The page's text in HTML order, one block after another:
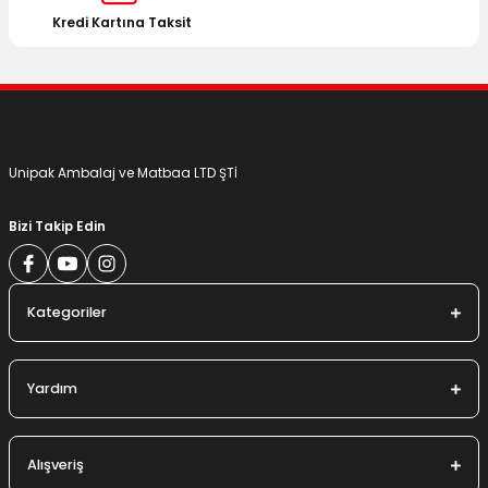
Bu ürüne benzer farklı alternatifler olmalı.
Kredi Kartına Taksit
Unipak Ambalaj ve Matbaa LTD ŞTİ
Bizi Takip Edin
Kategoriler
Yardım
Alışveriş